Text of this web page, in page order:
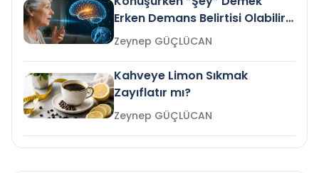
Erken Demans Belirtisi Olabilir
mi?
Zeynep GÜÇLÜCAN
Kahveye Limon Sıkmak
Zayıflatır mı?
Zeynep GÜÇLÜCAN